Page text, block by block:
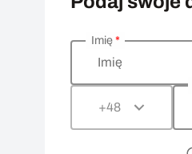
Wprowadź swoje
Imię
Imię*
+48